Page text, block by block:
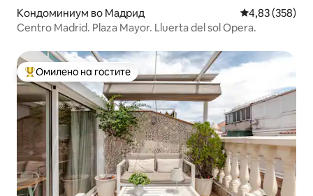
Кондоминиум во Мадрид Просечна
4,83 (358)
Centro Madrid. Plaza Mayor. Lluerta del sol Opera.
Меѓу најуспешните „Омилени на гостите“
Омилено на гостите